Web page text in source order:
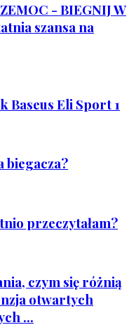
- BIEGNIJ W
szansa na
Baseus Eli Sport 1
biegacza?
przeczytałam?
czym się różnią
otwartych
...